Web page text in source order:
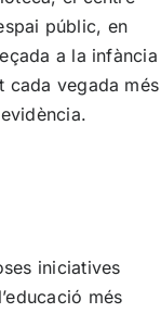
públic, en
a la infància
cada vegada més
iniciatives
més